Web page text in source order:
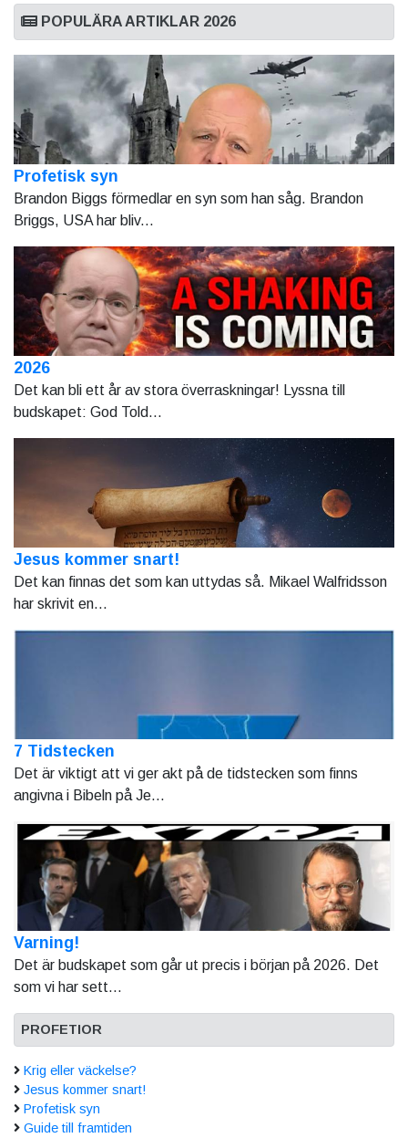
POPULÄRA ARTIKLAR 2026
Profetisk syn
Brandon Biggs förmedlar en syn som han såg. Brandon
Briggs, USA har bliv...
2026
Det kan bli ett år av stora överraskningar! Lyssna till
budskapet: God Told...
Jesus kommer snart!
Det kan finnas det som kan uttydas så. Mikael Walfridsson
har skrivit en...
7 Tidstecken
Det är viktigt att vi ger akt på de tidstecken som finns
angivna i Bibeln på Je...
Varning!
Det är budskapet som går ut precis i början på 2026. Det
som vi har sett...
PROFETIOR
Krig eller väckelse?
Jesus kommer snart!
Profetisk syn
Guide till framtiden